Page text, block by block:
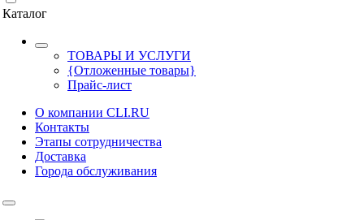
Каталог
ТОВАРЫ И УСЛУГИ
{Отложенные товары}
Прайс-лист
О компании CLI.RU
Контакты
Этапы сотрудничества
Доставка
Города обслуживания